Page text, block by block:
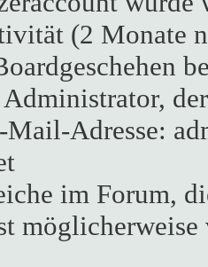
(2 Monate
Adresse:
im Forum,